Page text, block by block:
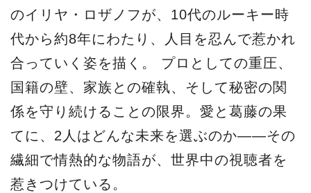
のイリヤ・ロザノフが、10代のルーキー時
代から約8年にわたり、人目を忍んで惹かれ
合っていく姿を描く。 プロとしての重圧、
国籍の壁、家族との確執、そして秘密の関
係を守り続けることの限界。愛と葛藤の果
てに、2人はどんな未来を選ぶのか——その
繊細で情熱的な物語が、世界中の視聴者を
惹きつけている。